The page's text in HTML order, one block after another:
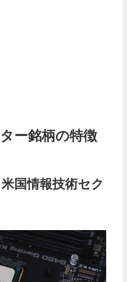
ー銘柄の特徴
国情報技術セク